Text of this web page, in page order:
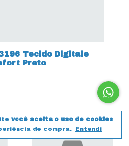
você aceita o uso de cookies
de compra.
Entendi
Tecido Digitale
Preto